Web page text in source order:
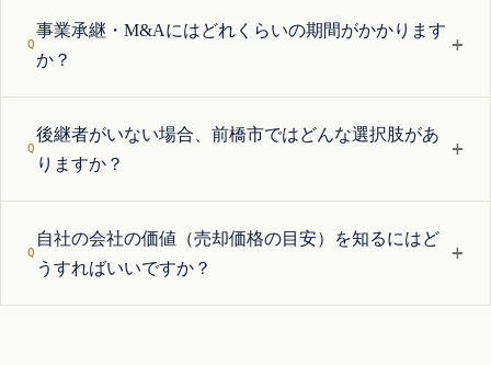
事業承継・M&Aにはどれくらいの期間がかかります
か？
+
後継者がいない場合、前橋市ではどんな選択肢があ
りますか？
+
自社の会社の価値（売却価格の目安）を知るにはど
うすればいいですか？
+